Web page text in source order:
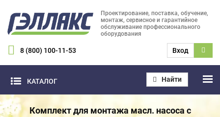
Проектирование, поставка, обучение,
монтаж, сервисное и гарантийное
обслуживание профессионального
оборудования
8 (800) 100-11-53 Вход
КАТАЛОГ Найти
Комплект для монтажа масл. насоса с